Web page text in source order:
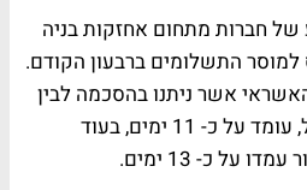
חברות מתחום אחזקות בניה
למוסר התשלומים ברבעון הקודם.
אשר ניתנו בהסכמה לבין
מספר ימי התשלום בפועל, עומד על כ- 11 ימים, בעוד
על כ- 13 ימים.